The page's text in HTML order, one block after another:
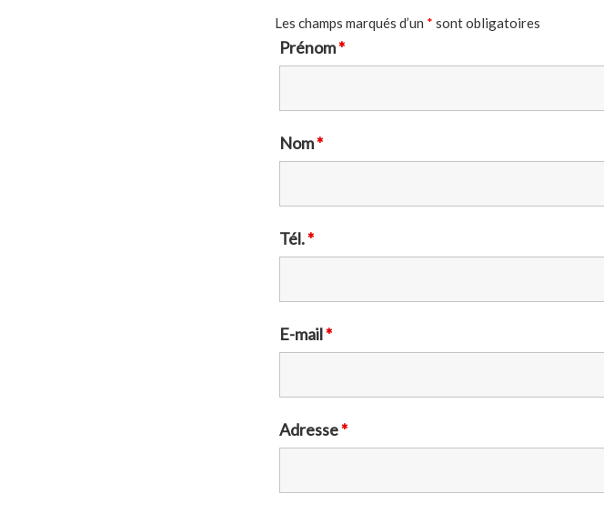
Les champs marqués d’un * sont obligatoires
Prénom*
Nom*
Tél.*
E-mail*
Adresse*